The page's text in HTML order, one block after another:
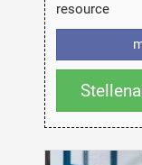
resource